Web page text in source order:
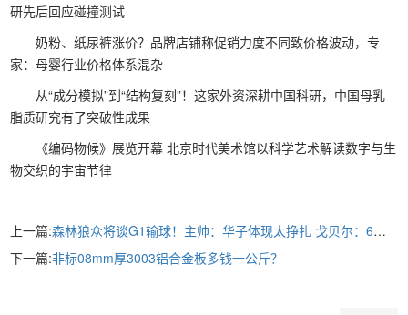
研先后回应碰撞测试
奶粉、纸尿裤涨价？品牌店铺称促销力度不同致价格波动，专
家：母婴行业价格体系混杂
从“成分模拟”到“结构复刻”！这家外资深耕中国科研，中国母乳
脂质研究有了突破性成果
《编码物候》展览开幕 北京时代美术馆以科学艺术解读数字与生
物交织的宇宙节律
上一篇:森林狼众将谈G1输球！主帅：华子体现太挣扎 戈贝尔：6天没竞赛了
下一篇:非标08mm厚3003铝合金板多钱一公斤？